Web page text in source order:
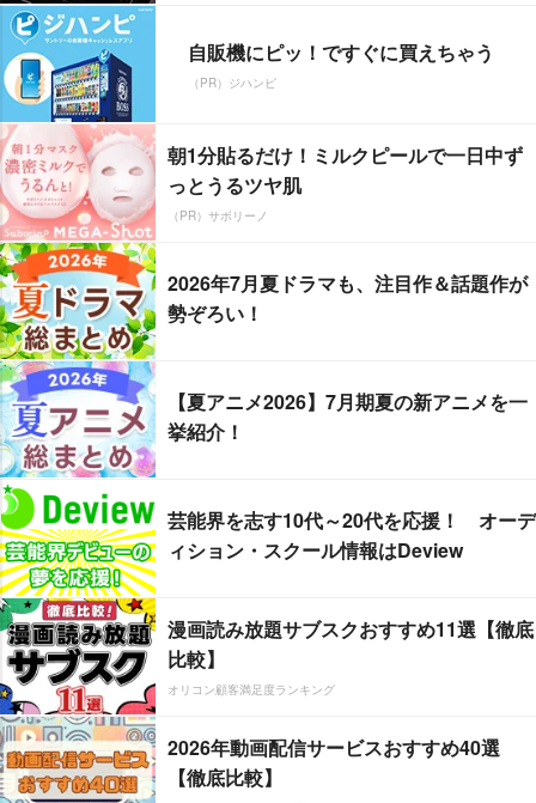
自販機にピッ！ですぐに買えちゃう
（PR）ジハンピ
朝1分貼るだけ！ミルクピールで一日中ず
っとうるツヤ肌
（PR）サボリーノ
2026年7月夏ドラマも、注目作＆話題作が
勢ぞろい！
【夏アニメ2026】7月期夏の新アニメを一
挙紹介！
芸能界を志す10代～20代を応援！ オーデ
ィション・スクール情報はDeview
漫画読み放題サブスクおすすめ11選【徹底
比較】
オリコン顧客満足度ランキング
2026年動画配信サービスおすすめ40選
【徹底比較】